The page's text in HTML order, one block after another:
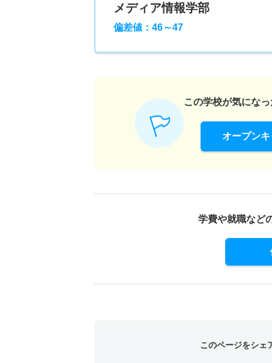
メディア情報学部
偏差値：46～47
この学校が気になっ
オープン
学費や就職など
このページをシェ